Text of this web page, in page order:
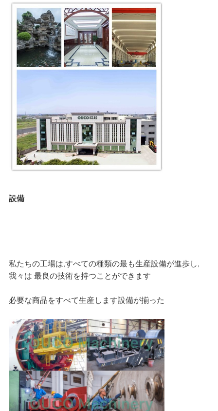
設備
私たちの工場は,すべての種類の最も生産設備が進歩し,
我々は 最良の技術を持つことができます
必要な商品をすべて生産します設備が揃った